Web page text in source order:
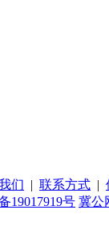
们 | 联系方式 |
19017919号 冀公